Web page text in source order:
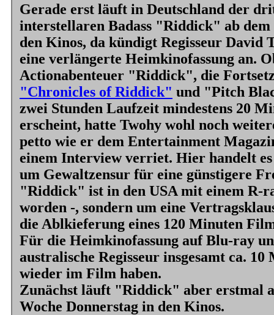
Gerade erst läuft in Deutschland der
interstellaren Badass "Riddick" ab
den Kinos, da kündigt Regisseur David
eine verlängerte Heimkinofassung an.
Actionabenteuer "Riddick", die
"Chronicles of Riddick" und "Pitch
zwei Stunden Laufzeit mindestens 20
erscheint, hatte Twohy wohl noch
petto wie er dem Entertainment
einem Interview verriet. Hier handelt
um Gewaltzensur für eine günstigere
"Riddick" ist in den USA mit einem R-
worden -, sondern um eine
die Ablkieferung eines 120 Minuten
Für die Heimkinofassung auf Blu-ray
australische Regisseur insgesamt ca. 10
wieder im Film haben.
Zunächst läuft "Riddick" aber erstmal
Woche Donnerstag in den Kinos.